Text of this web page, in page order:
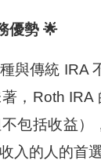
優勢 🌟
與傳統 IRA
，Roth
包括收益
入的人的首選